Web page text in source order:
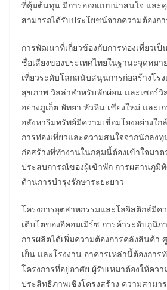
ที่คุ้มต้นทุน มีการออกแบบน่าสนใจ และ
สามารถได้รับประโยชน์จากความต้องก
การพัฒนาที่เกี่ยวข้องกับการท่องเที่ยวเ
ชื่อเสียงของประเทศไทยในฐานะจุดหมา
เที่ยวระดับโลกสนับสนุนการก่อสร้างโร
สุขภาพ วิลล่าสำหรับพักผ่อน และเซอร์
อย่างภูเก็ต พัทยา หัวหิน เชียงใหม่ และ
อสังหาริมทรัพย์มีความเชื่อมโยงอย่างใ
การท่องเที่ยวและความสนใจจากนักลง
ก่อสร้างที่ทำงานในกลุ่มนี้ต้องเข้าใจมา
ประสบการณ์ของผู้เข้าพัก การผสานภูมิ
ด้านการบำรุงรักษาระยะยาว
โครงการอุตสาหกรรมและโลจิสติกส์มี
เติบโตของอีคอมเมิร์ซ การค้าระดับภูมิ
การผลิตได้เพิ่มความต้องการคลังสินค้า
เย็น และโรงงาน อาคารเหล่านี้ต้องการ
โครงการที่อยู่อาศัย ผู้รับเหมาต้องให้คว
ประสิทธิภาพเชิงโครงสร้าง ความสามา